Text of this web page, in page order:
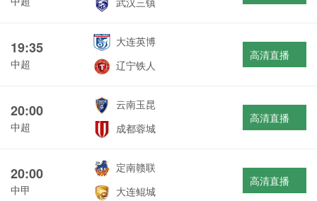
19:35
中超
大连英博
辽宁铁人
高清直播
20:00
中超
云南玉昆
成都蓉城
高清直播
20:00
中甲
定南赣联
大连鲲城
高清直播